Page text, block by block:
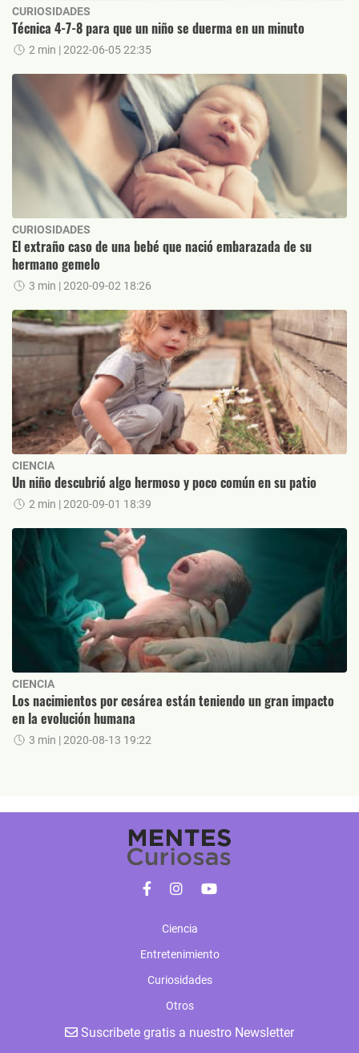
CURIOSIDADES
Técnica 4-7-8 para que un niño se duerma en un minuto
2 min | 2022-06-05 22:35
CURIOSIDADES
El extraño caso de una bebé que nació embarazada de su
hermano gemelo
3 min | 2020-09-02 18:26
CIENCIA
Un niño descubrió algo hermoso y poco común en su patio
2 min | 2020-09-01 18:39
CIENCIA
Los nacimientos por cesárea están teniendo un gran impacto
en la evolución humana
3 min | 2020-08-13 19:22
Ciencia
Entretenimiento
Curiosidades
Otros
Suscribete gratis a nuestro Newsletter